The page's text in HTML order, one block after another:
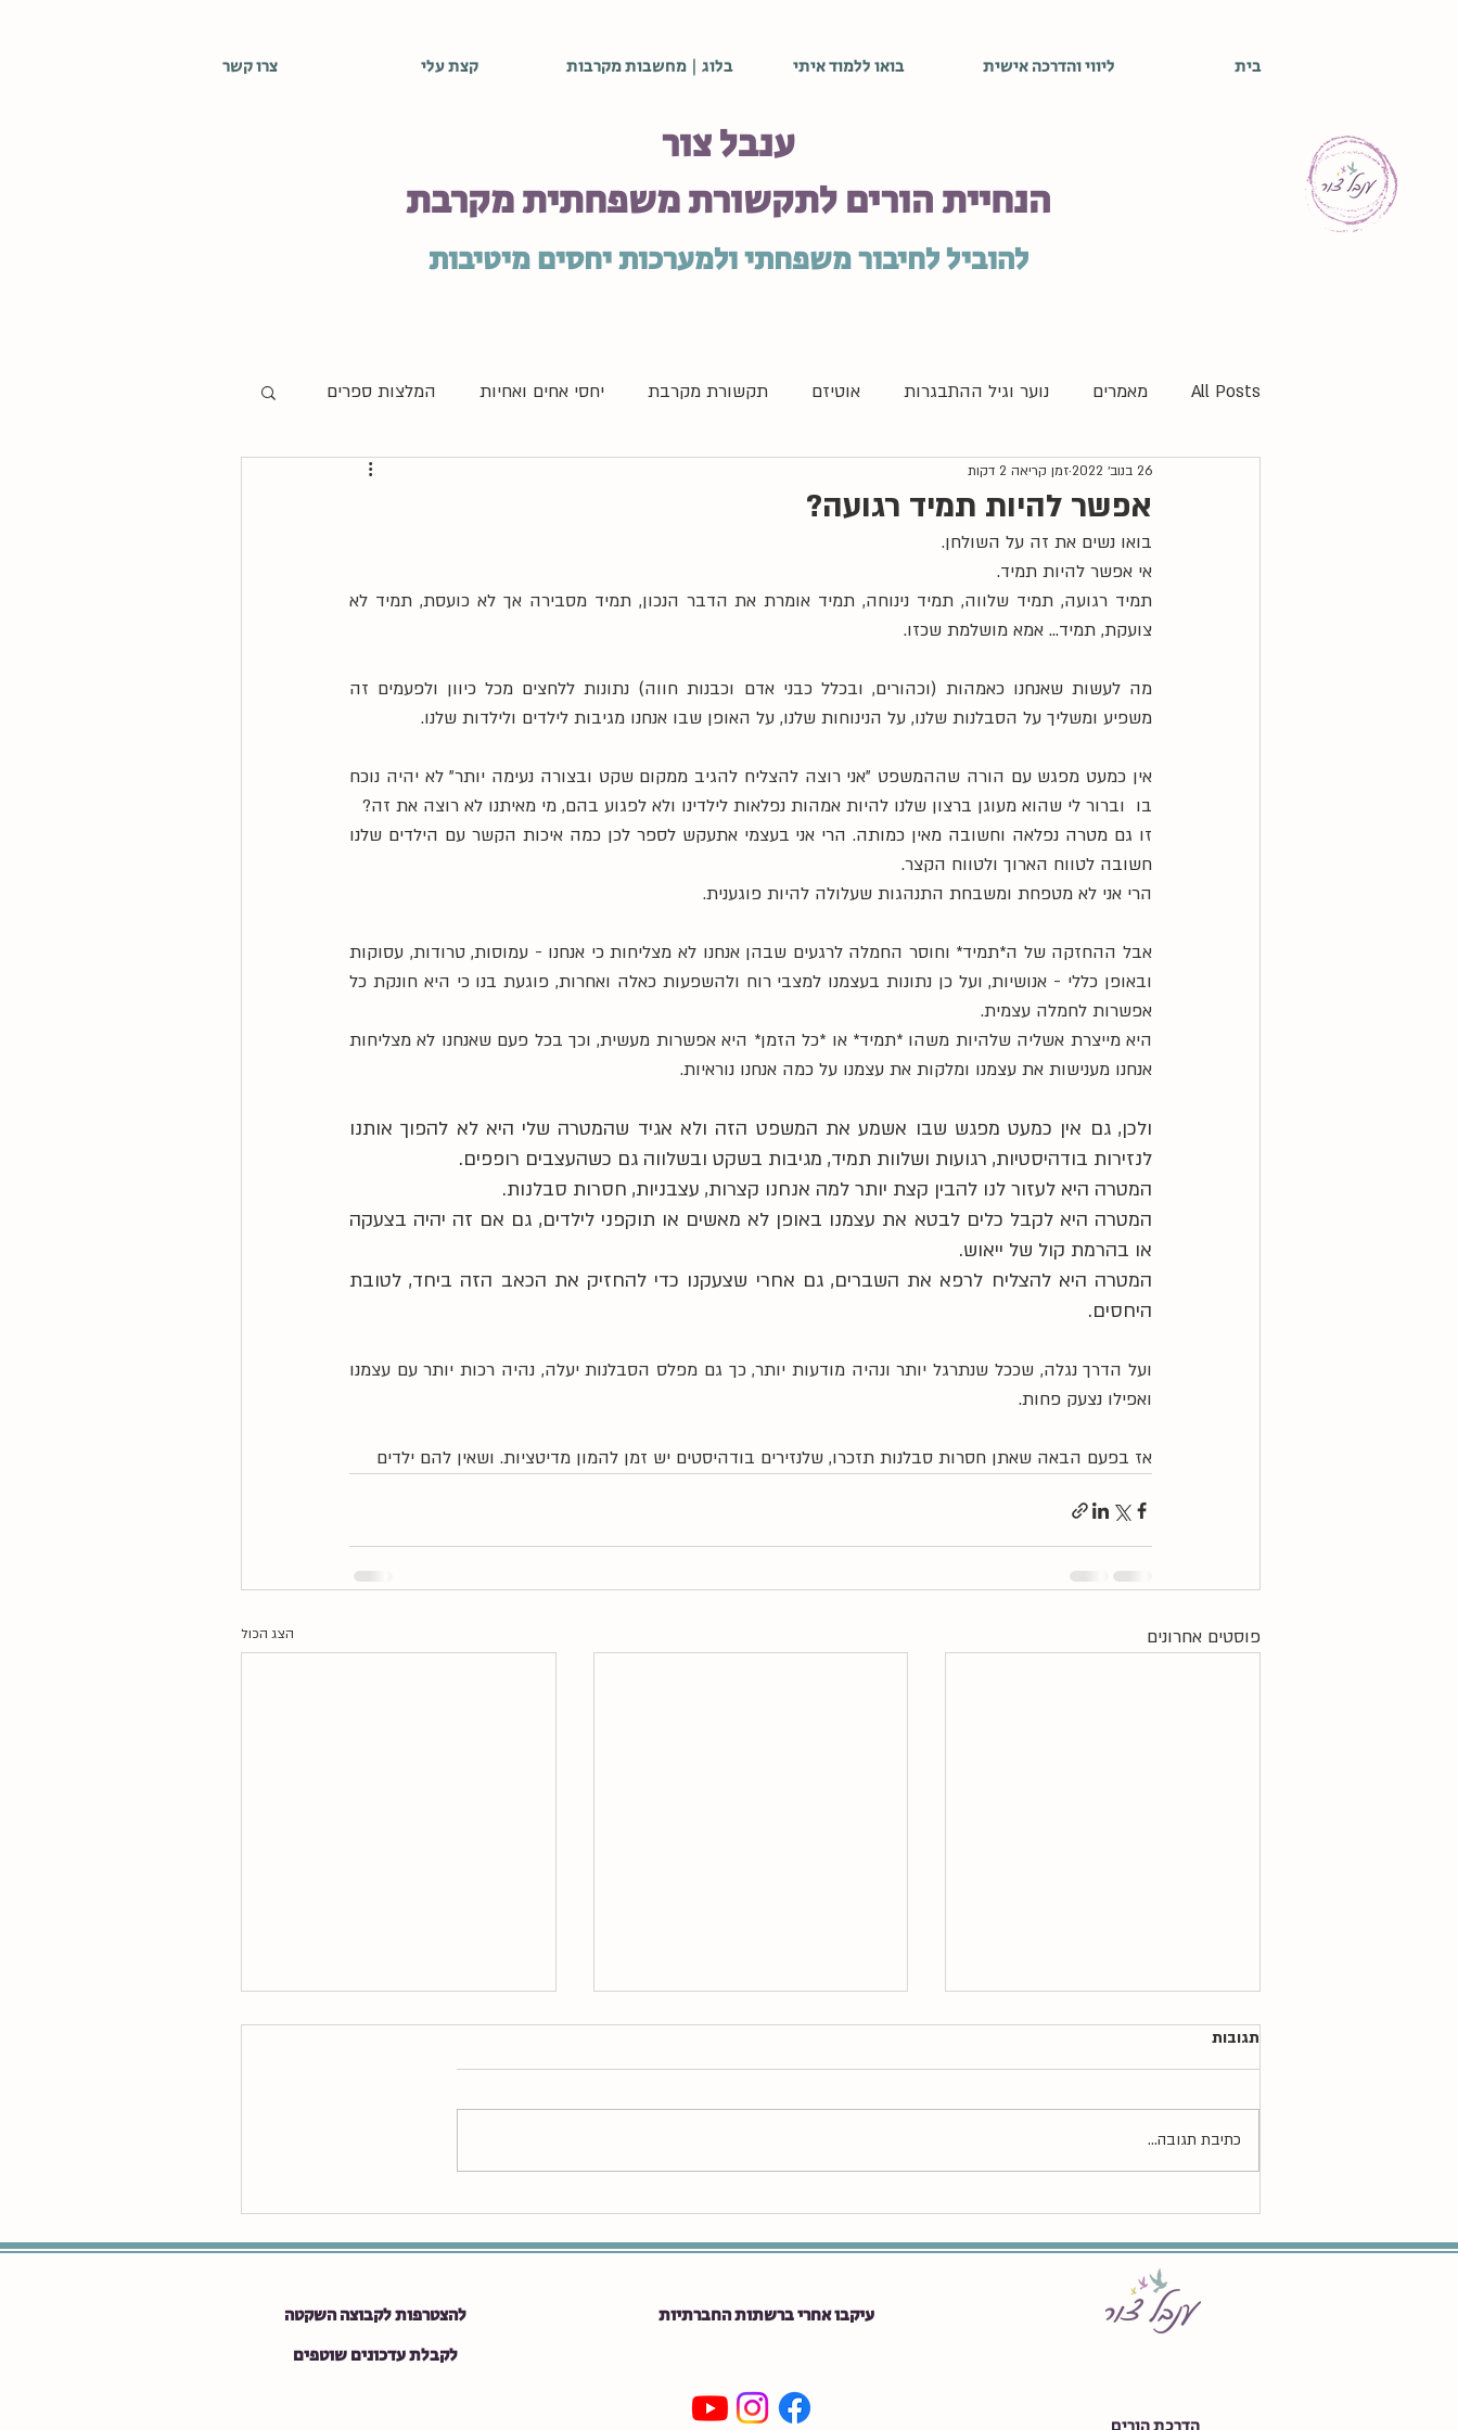
בית ליווי והדרכה אישית בואו ללמוד איתי בלוג | מחשבות מקרבות קצת עלי צרו קשר
ענבל צור
הנחיית הורים לתקשורת משפחתית מקרבת
להוביל לחיבור משפחתי ולמערכות יחסים מיטיבות
All Posts מאמרים נוער וגיל ההתבגרות אוטיזם תקשורת מקרבת יחסי אחים ואחיות המלצות ספרים
התפתחות אישית
אפשר להיות תמיד רגועה?
26 בנוב׳ 2022 זמן קריאה 2 דקות
בואו נשים את זה על השולחן.
אי אפשר להיות תמיד.
צועקת, תמיד… אמא מושלמת שכזו.
משפיע ומשליך על הסבלנות שלנו, על הנינוחות שלנו, על האופן שבו אנחנו מגיבות לילדים ולילדות שלנו.
בו  וברור לי שהוא מעוגן ברצון שלנו להיות אמהות נפלאות לילדינו ולא לפגוע בהם, מי מאיתנו לא רוצה את זה?
חשובה לטווח הארוך ולטווח הקצר.
הרי אני לא מטפחת ומשבחת התנהגות שעלולה להיות פוגענית.
אפשרות לחמלה עצמית.
אנחנו מענישות את עצמנו ומלקות את עצמנו על כמה אנחנו נוראיות.
לנזירות בודהיסטיות, רגועות ושלוות תמיד, מגיבות בשקט ובשלווה גם כשהעצבים רופפים.
המטרה היא לעזור לנו להבין קצת יותר למה אנחנו קצרות, עצבניות, חסרות סבלנות.
או בהרמת קול של ייאוש.
היחסים.
ואפילו נצעק פחות.
אז בפעם הבאה שאתן חסרות סבלנות תזכרו, שלנזירים בודהיסטים יש זמן להמון מדיטציות. ושאין להם ילדים
פוסטים אחרונים הצג הכול
רגישות חושית ורגשית - קשיי ויסות
חושי
איך לתמוך בילדים וילדות רגישים
עם הצפת פורים?
תגובות
כתיבת תגובה...
להצטרפות לקבוצה השקטה
לקבלת עדכונים שוטפים
עיקבו אחרי ברשתות החברתיות